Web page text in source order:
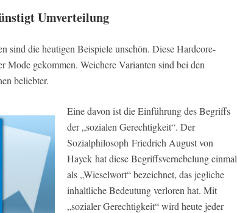
Umverteilung
sind die heutigen Beispiele unschön. Diese Hardcore-
Mode gekommen. Weichere Varianten sind bei den
beliebter.
Eine davon ist die Einführung des Begriffs
der „sozialen Gerechtigkeit“. Der
Sozialphilosoph Friedrich August von
Hayek hat diese Begriffsvernebelung einmal
als „Wieselwort“ bezeichnet, das jegliche
inhaltliche Bedeutung verloren hat. Mit
„sozialer Gerechtigkeit“ wird heute jeder